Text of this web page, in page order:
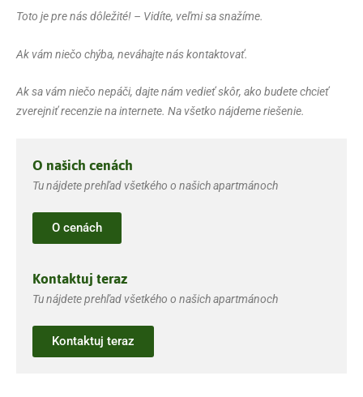
O našich cenách
Tu nájdete prehľad všetkého o našich apartmánoch
O cenách
Kontaktuj teraz
Tu nájdete prehľad všetkého o našich apartmánoch
Kontaktuj teraz
Toto je pre nás dôležité! – Vidíte, veľmi sa snažíme.
Ak vám niečo chýba, neváhajte nás kontaktovať.
Ak sa vám niečo nepáči, dajte nám vedieť skôr, ako budete chcieť
zverejniť recenzie na internete. Na všetko nájdeme riešenie.